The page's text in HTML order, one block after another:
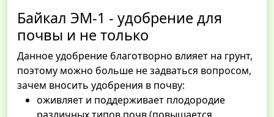
Байкал ЭМ-1 - удобрение для
почвы и не только
Данное удобрение благотворно влияет на грунт,
поэтому можно больше не задваться вопросом,
зачем вносить удобрения в почву:
оживляет и поддерживает плодородие